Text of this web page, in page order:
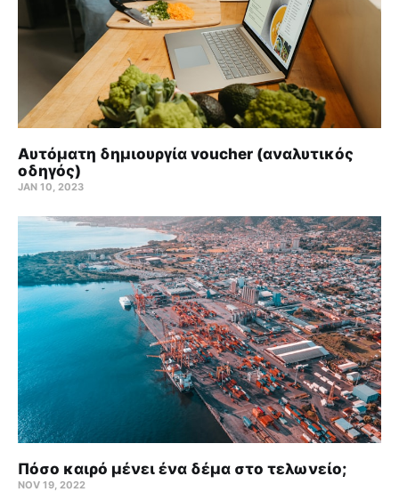
Αυτόματη δημιουργία voucher (αναλυτικός
οδηγός)
JAN 10, 2023
Πόσο καιρό μένει ένα δέμα στο τελωνείο;
NOV 19, 2022